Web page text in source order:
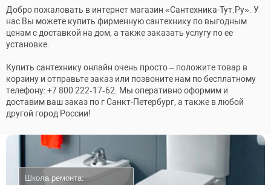
Добро пожаловать в интернет магазин «Сантехника-Тут.Ру». У
нас Вы можете купить фирменную сантехнику по выгодным
ценам с доставкой на дом, а также заказать услугу по ее
установке.
Купить сантехнику онлайн очень просто – положите товар в
корзину и отправьте заказ или позвоните нам по бесплатному
телефону: +7 800 222‑17‑62. Мы оперативно оформим и
доставим ваш заказ по г Санкт-Петербург, а также в любой
другой город России!
Школа ремонта: